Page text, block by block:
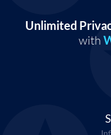
Unlimited
with